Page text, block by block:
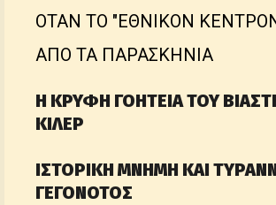
ΟΤΑΝ ΤΟ "ΕΘΝΙΚΟΝ
ΑΠΟ ΤΑ ΠΑΡΑΣΚΗΝΙΑ
Η ΚΡΥΦΗ ΓΟΗΤΕΙΑ ΤΟΥ
ΚΙΛΕΡ
ΙΣΤΟΡΙΚΗ ΜΝΗΜΗ ΚΑΙ
ΓΕΓΟΝΟΤΟΣ